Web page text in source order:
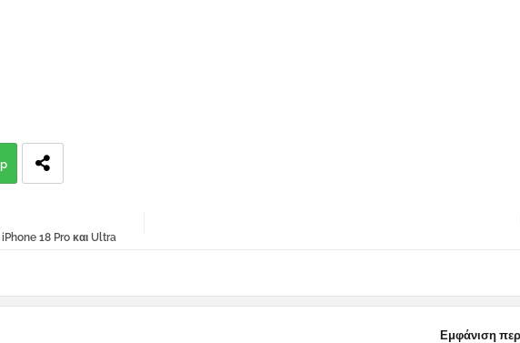
iPhone 18 Pro και Ultra
Εμφάνιση